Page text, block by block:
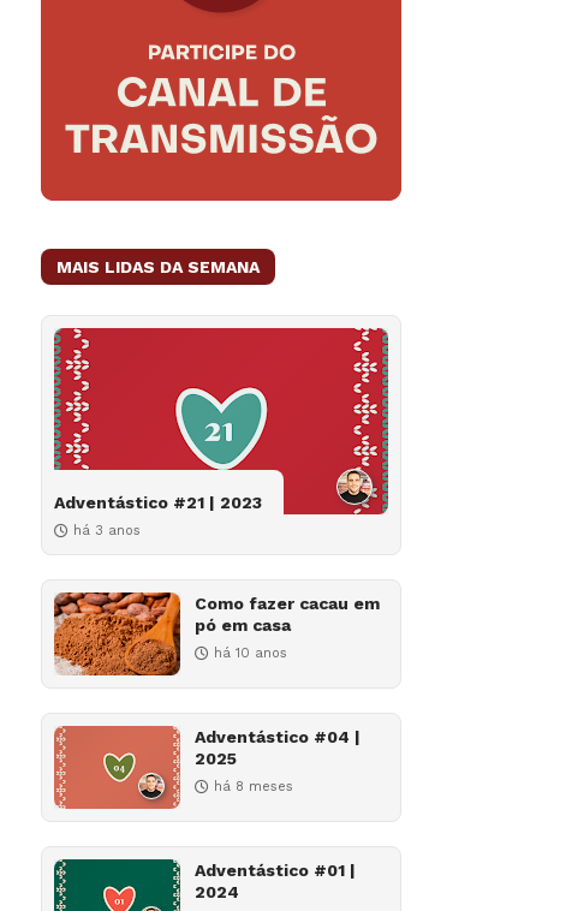
MAIS LIDAS DA SEMANA
Adventástico #21 | 2023
há 3 anos
Como fazer cacau em
pó em casa
há 10 anos
Adventástico #04 |
2025
há 8 meses
Adventástico #01 |
2024